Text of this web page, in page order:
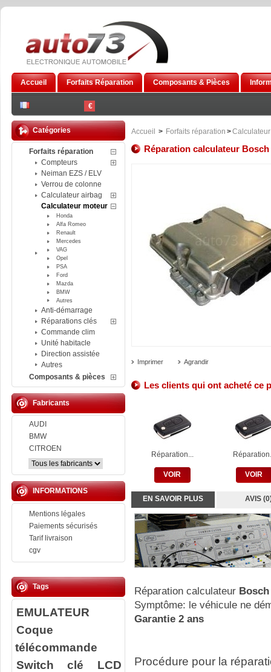
€
Accueil Forfaits Réparation Composants & Pièces
Catégories
Forfaits réparation
Compteurs
Neiman EZS / ELV
Verrou de colonne
Calculateur airbag
Calculateur moteur
Honda
Alfa Romeo
Renault
Mercedes
VAG
Opel
PSA
Ford
Mazda
BMW
Autres
Anti-démarrage
Réparations clés
Commande clim
Unité habitacle
Direction assistée
Autres
Composants & pièces
Fabricants
AUDI
BMW
CITROEN
INFORMATIONS
Mentions légales
Paiements sécurisés
Tarif livraison
cgv
Tags
EMULATEUR
Coque
télécommande
Switch clé
LCD
Accueil > Forfaits réparation >
Réparation calculateur Bosch
Imprimer Agrandir
Les clients qui ont acheté ce
Réparation...
VOIR VOIR
EN SAVOIR PLUS AVIS
Réparation calculateur
Symptôme: le véhicule ne
Garantie 2 ans
Procédure pour la